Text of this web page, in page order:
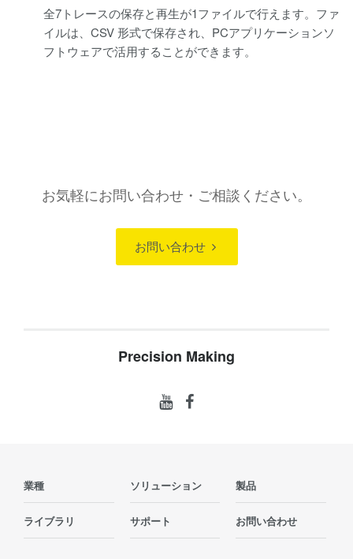
全7トレースの保存と再生が1ファイルで行えます。ファ
イルは、CSV 形式で保存され、PCアプリケーションソ
フトウェアで活用することができます。
お気軽にお問い合わせ・ご相談ください。
お問い合わせ
Precision Making
業種 ソリューション 製品
ライブラリ サポート お問い合わせ